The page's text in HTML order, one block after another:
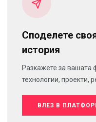
Споделете
история
Разкажете за вашата
технологии, проекти,
ВЛЕЗ В